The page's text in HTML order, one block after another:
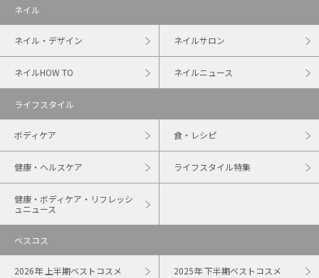
ネイル
ネイル・デザイン ネイルサロン
ネイルHOW TO ネイルニュース
ライフスタイル
ボディケア 食・レシピ
健康・ヘルスケア ライフスタイル特集
健康・ボディケア・リフレッシ
ュニュース
ベスコス
2026年 上半期ベストコスメ 2025年 下半期ベストコスメ